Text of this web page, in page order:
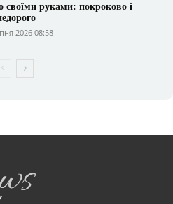
своїми руками: покроково і
2026 08:58